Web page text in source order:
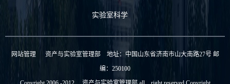
实验室科学
网站管理资产与实验室管理部 地址：中国山东省济南市山大南路27号 邮
编：250100